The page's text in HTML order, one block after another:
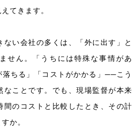
てきます。
ない会社の多くは、「外に出す」と
せん。「うちには特殊な事情があ
落ちる」「コストがかかる」──こう
なことです。でも、現場監督が本来
のコストと比較したとき、 その計
か。